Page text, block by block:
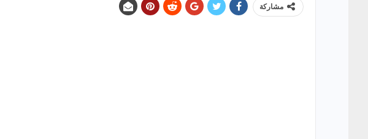
مشاركة